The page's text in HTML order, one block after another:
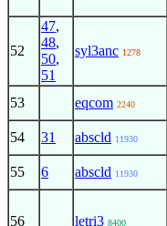
52
47,
48,
50,
51
syl3anc 1278
53 eqcom 2240
54 31 abscld 11930
55 6 abscld 11930
56 letri3 8400